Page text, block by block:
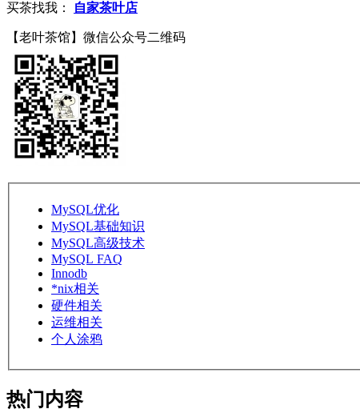
买茶找我： 自家茶叶店
【老叶茶馆】微信公众号二维码
MySQL优化
MySQL基础知识
MySQL高级技术
MySQL FAQ
Innodb
*nix相关
硬件相关
运维相关
个人涂鸦
热门内容